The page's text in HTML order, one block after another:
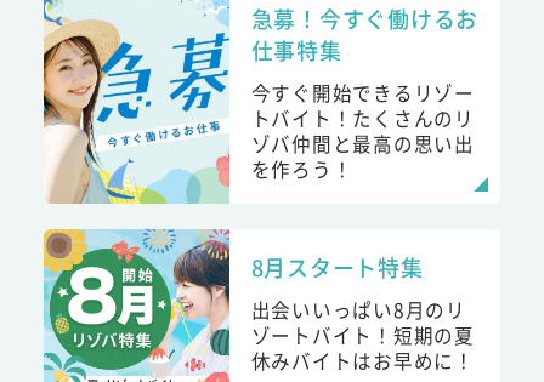
急募！今すぐ働けるお
仕事特集
今すぐ開始できるリゾー
トバイト！たくさんのリ
ゾバ仲間と最高の思い出
を作ろう！
8月スタート特集
出会いいっぱい8月のリ
ゾートバイト！短期の夏
休みバイトはお早めに！